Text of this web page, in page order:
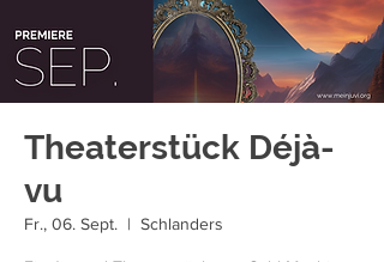
Theaterstück Déjà-
vu
Fr., 06. Sept.
  |
Schlanders